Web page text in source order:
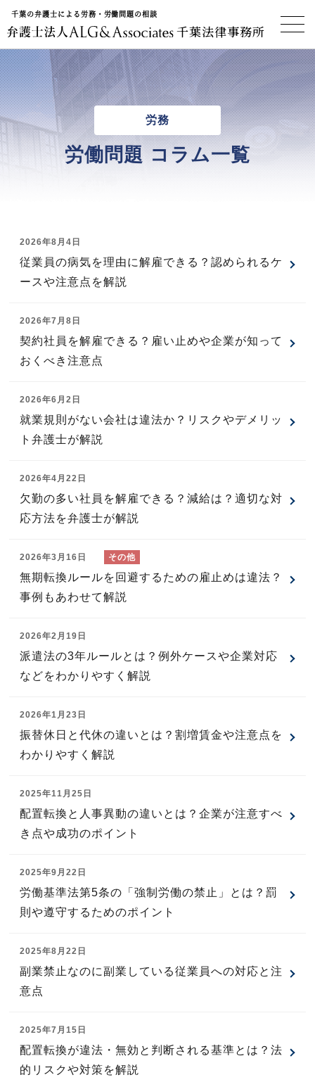
千葉の弁護士による労務・労働問題の相談
千葉法律事務所
労務
労働問題 コラム一覧
2026年8月4日
従業員の病気を理由に解雇できる？認められるケ
ースや注意点を解説
2026年7月8日
契約社員を解雇できる？雇い止めや企業が知って
おくべき注意点
2026年6月2日
就業規則がない会社は違法か？リスクやデメリッ
ト弁護士が解説
2026年4月22日
欠勤の多い社員を解雇できる？減給は？適切な対
応方法を弁護士が解説
2026年3月16日
無期転換ルールを回避するための雇止めは違法？
事例もあわせて解説
2026年2月19日
派遣法の3年ルールとは？例外ケースや企業対応
などをわかりやすく解説
2026年1月23日
振替休日と代休の違いとは？割増賃金や注意点を
わかりやすく解説
2025年11月25日
配置転換と人事異動の違いとは？企業が注意すべ
き点や成功のポイント
2025年9月22日
労働基準法第5条の「強制労働の禁止」とは？罰
則や遵守するためのポイント
2025年8月22日
副業禁止なのに副業している従業員への対応と注
意点
2025年7月15日
配置転換が違法・無効と判断される基準とは？法
的リスクや対策を解説